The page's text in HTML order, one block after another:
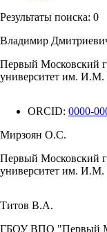
Результаты поиска: 0
Владимир
Первый Московский
университет им. И.М.
ORCID: 0000-
Мирзоян О.С.
Первый Московский
университет им. И.М.
Титов В.А.
ГБОУ ВПО "Первый